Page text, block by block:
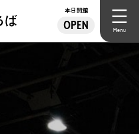
本日開館
OPEN